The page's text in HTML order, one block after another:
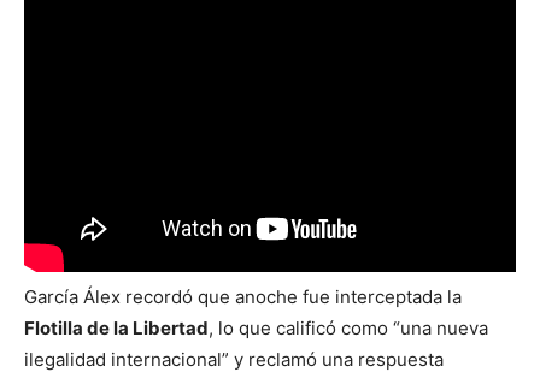
García Álex recordó que anoche fue interceptada la
Flotilla de la Libertad, lo que calificó como “una nueva
ilegalidad internacional” y reclamó una respuesta